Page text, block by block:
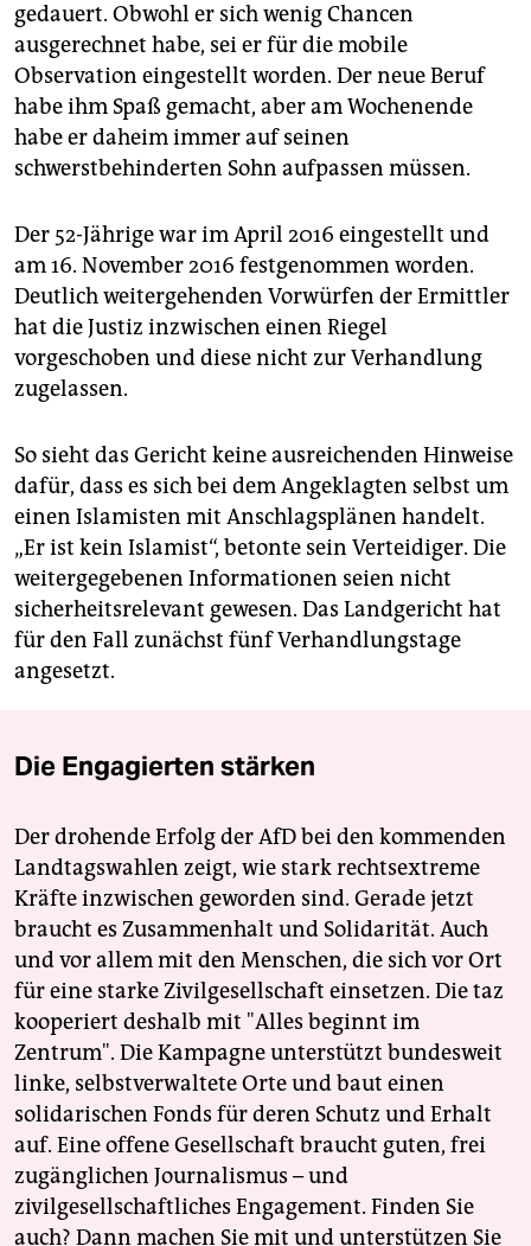
gedauert. Obwohl er sich wenig Chancen
ausgerechnet habe, sei er für die mobile
Observation eingestellt worden. Der neue Beruf
habe ihm Spaß gemacht, aber am Wochenende
habe er daheim immer auf seinen
schwerstbehinderten Sohn aufpassen müssen.
Der 52-Jährige war im April 2016 eingestellt und
am 16. November 2016 festgenommen worden.
Deutlich weitergehenden Vorwürfen der Ermittler
hat die Justiz inzwischen einen Riegel
vorgeschoben und diese nicht zur Verhandlung
zugelassen.
So sieht das Gericht keine ausreichenden Hinweise
dafür, dass es sich bei dem Angeklagten selbst um
einen Islamisten mit Anschlagsplänen handelt.
„Er ist kein Islamist“, betonte sein Verteidiger. Die
weitergegebenen Informationen seien nicht
sicherheitsrelevant gewesen. Das Landgericht hat
für den Fall zunächst fünf Verhandlungstage
angesetzt.
Die Engagierten stärken
Der drohende Erfolg der AfD bei den kommenden
Landtagswahlen zeigt, wie stark rechtsextreme
Kräfte inzwischen geworden sind. Gerade jetzt
braucht es Zusammenhalt und Solidarität. Auch
und vor allem mit den Menschen, die sich vor Ort
für eine starke Zivilgesellschaft einsetzen. Die taz
kooperiert deshalb mit "Alles beginnt im
Zentrum". Die Kampagne unterstützt bundesweit
linke, selbstverwaltete Orte und baut einen
solidarischen Fonds für deren Schutz und Erhalt
auf. Eine offene Gesellschaft braucht guten, frei
zugänglichen Journalismus – und
zivilgesellschaftliches Engagement. Finden Sie
auch? Dann machen Sie mit und unterstützen Sie